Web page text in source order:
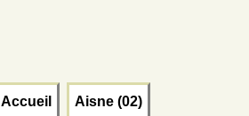
Accueil Aisne (02)